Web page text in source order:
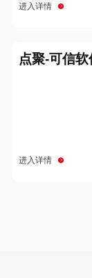
进入详情
点聚-可信
进入详情